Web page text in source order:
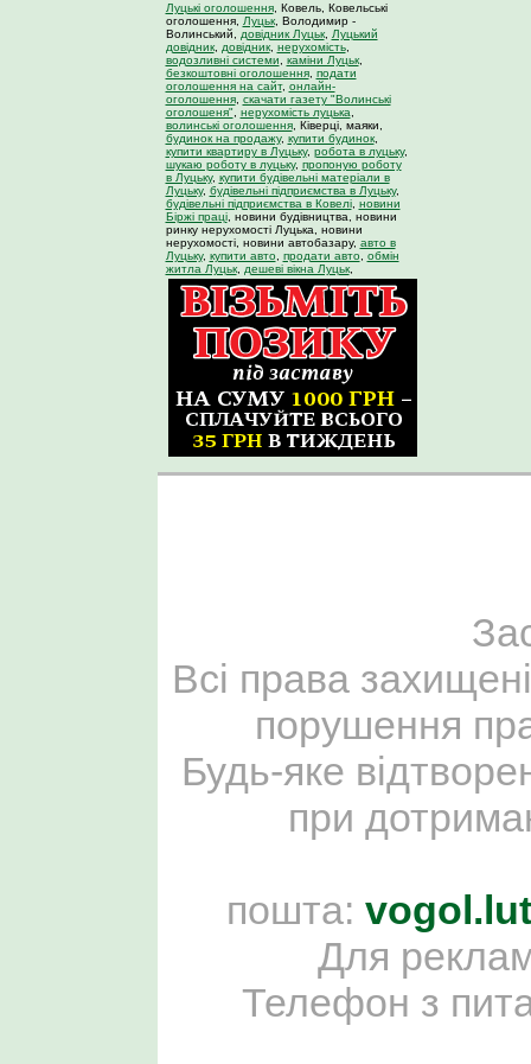
Луцькі оголошення, Ковель, Ковельські
оголошення, Луцьк, Володимир -
Волинський, довідник Луцьк, Луцький
довідник, довідник, нерухомість,
водозливні системи, каміни Луцьк,
безкоштовні оголошення, подати
оголошення на сайт, онлайн-
оголошення, скачати газету "Волинські
оголошеня", нерухомість луцька,
волинські оголошення, Ківерці, маяки,
будинок на продажу, купити будинок,
купити квартиру в Луцьку, робота в луцьку,
шукаю роботу в луцьку, пропоную роботу
в Луцьку, купити будівельні матеріали в
Луцьку, будівельні підприємства в Луцьку,
будівельні підприємства в Ковелі, новини
Біржі праці, новини будівництва, новини
ринку нерухомості Луцька, новини
нерухомості, новини автобазару, авто в
Луцьку, купити авто, продати авто, обмін
житла Луцьк, дешеві вікна Луцьк,
Всі права
порушення
Будь-яке
при
пошта:
Для
Телефон з